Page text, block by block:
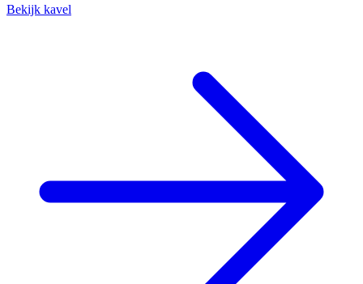
Bekijk kavel